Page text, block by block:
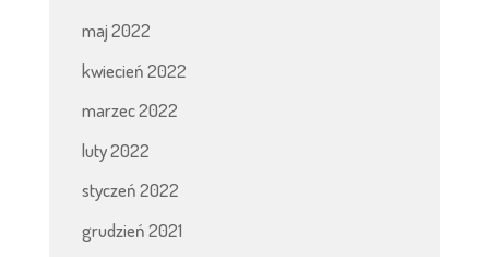
maj 2022
kwiecień 2022
marzec 2022
luty 2022
styczeń 2022
grudzień 2021